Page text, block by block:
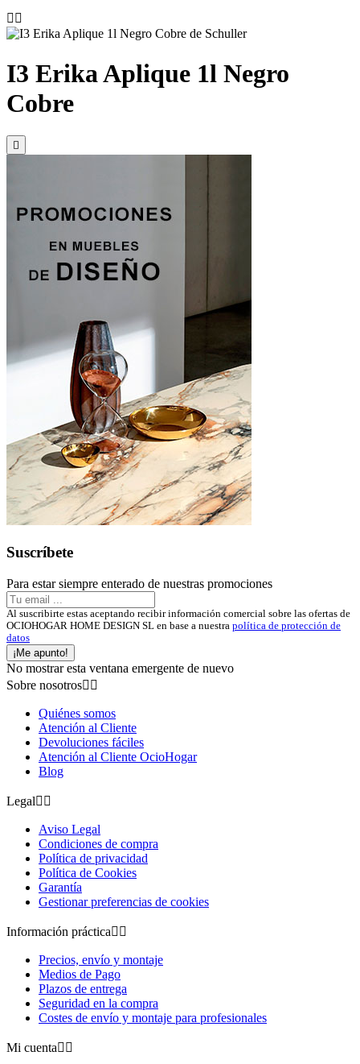
 
I3 Erika Aplique 1l Negro
Cobre

Suscríbete
Para estar siempre enterado de nuestras promociones
Al suscribirte estas aceptando recibir información comercial sobre las ofertas de
OCIOHOGAR HOME DESIGN SL en base a nuestra política de protección de
datos
¡Me apunto!
No mostrar esta ventana emergente de nuevo
Sobre nosotros 
Quiénes somos
Atención al Cliente
Devoluciones fáciles
Atención al Cliente OcioHogar
Blog
Legal 
Aviso Legal
Condiciones de compra
Política de privacidad
Política de Cookies
Garantía
Gestionar preferencias de cookies
Información práctica 
Precios, envío y montaje
Medios de Pago
Plazos de entrega
Seguridad en la compra
Costes de envío y montaje para profesionales
Mi cuenta 